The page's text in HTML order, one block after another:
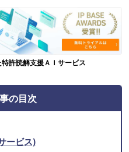
特許読解支援ＡＩサービス
の目次
ービス)